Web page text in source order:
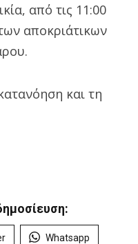
από τις 11:00
αποκριάτικων
και τη
Whatsapp